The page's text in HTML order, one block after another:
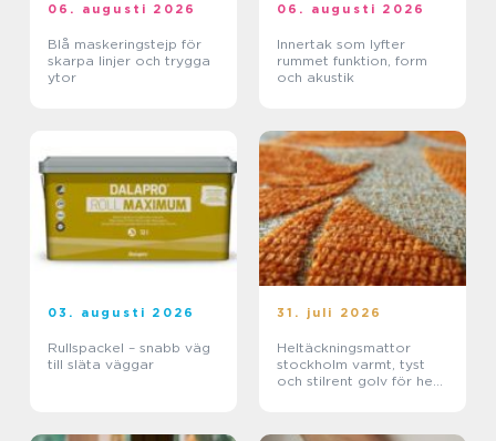
06. augusti 2026
Blå maskeringstejp för
skarpa linjer och trygga
ytor
06. augusti 2026
Innertak som lyfter
rummet funktion, form
och akustik
03. augusti 2026
Rullspackel – snabb väg
till släta väggar
31. juli 2026
Heltäckningsmattor
stockholm varmt, tyst
och stilrent golv för hem